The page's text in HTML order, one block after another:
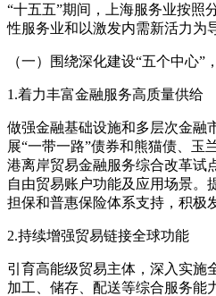
“十五五”期间，上海服务业按照
性服务业和以激发内需新活力为
（一）围绕深化建设“五个中心
1.着力丰富金融服务高质量供给
做强金融基础设施和多层次金融
展“一带一路”债券和熊猫债、
港离岸贸易金融服务综合改革试
自由贸易账户功能及应用场景。
担保和普惠保险体系支持，积极
2.持续增强贸易链接全球功能
引育高能级贸易主体，深入实施
加工、储存、配送等综合服务能